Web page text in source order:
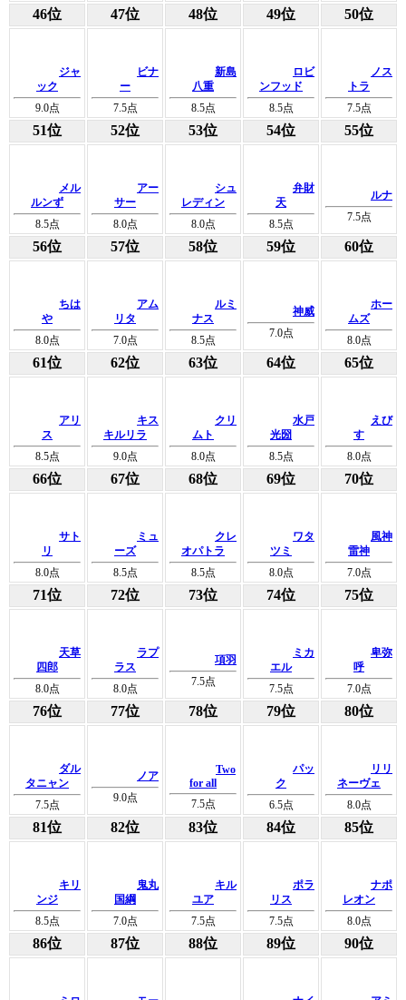
46位 47位 48位 49位 50位
ジャ
ック
9.0点
ビナ
ー
7.5点
新島
八重
8.5点
ロビ
ンフッド
8.5点
ノス
トラ
7.5点
51位 52位 53位 54位 55位
メル
ルンず
8.5点
アー
サー
8.0点
シュ
レディン
8.0点
弁財
天
8.5点
ルナ
7.5点
56位 57位 58位 59位 60位
ちは
や
8.0点
アム
リタ
7.0点
ルミ
ナス
8.5点
神威
7.0点
ホー
ムズ
8.0点
61位 62位 63位 64位 65位
アリ
ス
8.5点
キス
キルリラ
9.0点
クリ
ムト
8.0点
水戸
光圀
8.5点
えび
す
8.0点
66位 67位 68位 69位 70位
サト
リ
8.0点
ミュ
ーズ
8.5点
クレ
オパトラ
8.5点
ワタ
ツミ
8.0点
風神
雷神
7.0点
71位 72位 73位 74位 75位
天草
四郎
8.0点
ラプ
ラス
8.0点
項羽
7.5点
ミカ
エル
7.5点
卑弥
呼
7.0点
76位 77位 78位 79位 80位
ダル
タニャン
7.5点
ノア
9.0点
Two
for all
7.5点
パッ
ク
6.5点
リリ
ネーヴェ
8.0点
81位 82位 83位 84位 85位
キリ
ンジ
8.5点
鬼丸
国綱
7.0点
キル
ユア
7.5点
ポラ
リス
7.5点
ナポ
レオン
8.0点
86位 87位 88位 89位 90位